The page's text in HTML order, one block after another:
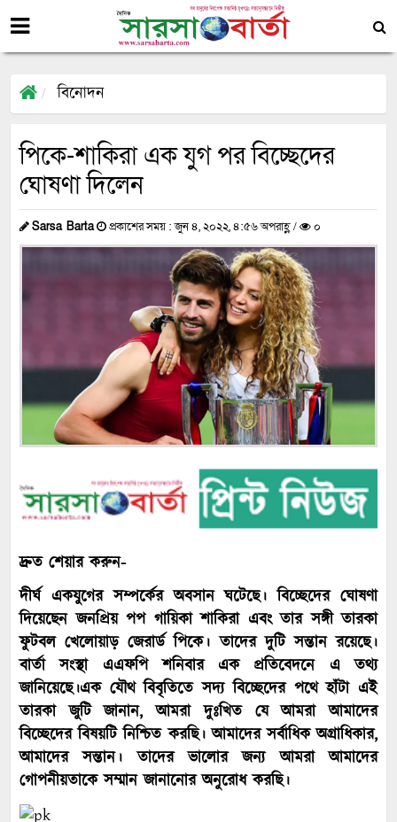
বিনোদন
পিকে-শাকিরা এক যুগ পর বিচ্ছেদের
ঘোষণা দিলেন
Sarsa Barta প্রকাশের সময় : জুন ৪, ২০২২, ৪:৫৬ অপরাহ্ণ / ০
দ্রুত শেয়ার করুন-
দীর্ঘ একযুগের সম্পর্কের অবসান ঘটেছে। বিচ্ছেদের ঘোষণা
দিয়েছেন জনপ্রিয় পপ গায়িকা শাকিরা এবং তার সঙ্গী তারকা
ফুটবল খেলোয়াড় জেরার্ড পিকে। তাদের দুটি সন্তান রয়েছে।
বার্তা সংস্থা এএফপি শনিবার এক প্রতিবেদনে এ তথ্য
জানিয়েছে।এক যৌথ বিবৃতিতে সদ্য বিচ্ছেদের পথে হাঁটা এই
তারকা জুটি জানান, আমরা দুঃখিত যে আমরা আমাদের
বিচ্ছেদের বিষয়টি নিশ্চিত করছি। আমাদের সর্বাধিক অগ্রাধিকার,
আমাদের সন্তান। তাদের ভালোর জন্য আমরা আমাদের
গোপনীয়তাকে সম্মান জানানোর অনুরোধ করছি।